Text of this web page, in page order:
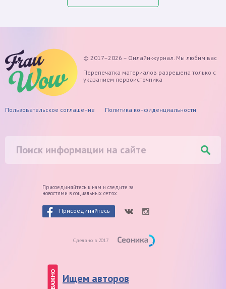
© 2017–2026 – Онлайн-журнал. Мы любим вас
Перепечатка материалов разрешена только с
указанием первоисточника
Пользовательское соглашение Политика конфиденциальности
Присоединяйтесь к нам и следите за
новостями в социальных сетях
Присоединяйтесь
Сделано в 2017
ВАЖНО Ищем авторов